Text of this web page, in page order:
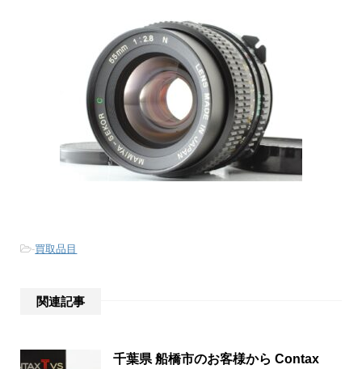
-買取品目
関連記事
千葉県 船橋市のお客様から Contax